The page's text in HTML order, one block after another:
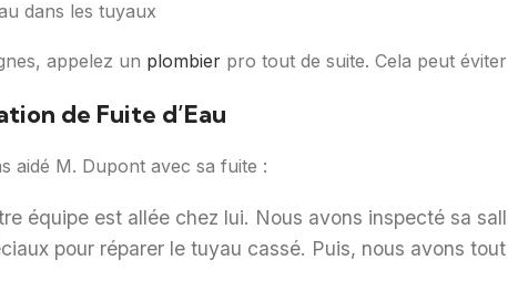
dans les tuyaux
appelez un plombier pro tout de suite. Cela peut
de Fuite d’Eau
aidé M. Dupont avec sa fuite :
équipe est allée chez lui. Nous avons inspecté sa
pour réparer le tuyau cassé. Puis, nous avons